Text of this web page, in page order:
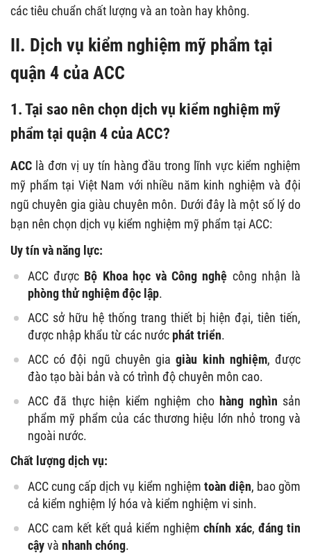
các tiêu chuẩn chất lượng và an toàn hay không.
II. Dịch vụ kiểm nghiệm mỹ phẩm tại
quận 4 của ACC
1. Tại sao nên chọn dịch vụ kiểm nghiệm mỹ
phẩm tại quận 4 của ACC?
ACC là đơn vị uy tín hàng đầu trong lĩnh vực kiểm nghiệm
mỹ phẩm tại Việt Nam với nhiều năm kinh nghiệm và đội
ngũ chuyên gia giàu chuyên môn. Dưới đây là một số lý do
bạn nên chọn dịch vụ kiểm nghiệm mỹ phẩm tại ACC:
Uy tín và năng lực:
ACC được Bộ Khoa học và Công nghệ công nhận là
phòng thử nghiệm độc lập.
ACC sở hữu hệ thống trang thiết bị hiện đại, tiên tiến,
được nhập khẩu từ các nước phát triển.
ACC có đội ngũ chuyên giagiàu kinh nghiệm, được
đào tạo bài bản và có trình độ chuyên môn cao.
ACC đã thực hiện kiểm nghiệm cho hàng nghìn sản
phẩm mỹ phẩm của các thương hiệu lớn nhỏ trong và
ngoài nước.
Chất lượng dịch vụ:
ACC cung cấp dịch vụ kiểm nghiệm toàn diện, bao gồm
cả kiểm nghiệm lý hóa và kiểm nghiệm vi sinh.
ACC cam kết kết quả kiểm nghiệmchính xác, đáng tin
cậyvà nhanh chóng.